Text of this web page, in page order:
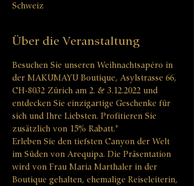
Schweiz
Über die Veranstaltung
Besuchen Sie unseren Weihnachtsapéro in
der MAKUMAYU Boutique, Asylstrasse 66,
CH-8032 Zürich am 2. & 3.12.2022 und
entdecken Sie einzigartige Geschenke für
sich und Ihre Liebsten. Profitieren Sie
zusätzlich von 15% Rabatt.*
Erleben Sie den tiefsten Canyon der Welt
im Süden von Arequipa. Die Präsentation
wird von Frau Maria Marthaler in der
Boutique gehalten, ehemalige Reiseleiterin,